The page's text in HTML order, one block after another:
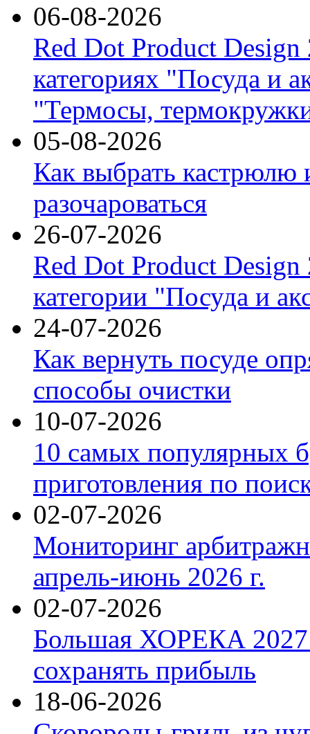
06-08-2026
Red Dot Product Design
категориях "Посуда и
"Термосы,
05-08-2026
Как выбрать кастрюлю
разочароваться
26-07-2026
Red Dot Product Design
категории "Посуда и
24-07-2026
Как вернуть посуде
способы очистки
10-07-2026
10 самых популярных
приготовления по
02-07-2026
Мониторинг
апрель-июнь 2026 г.
02-07-2026
Большая ХОРЕКА 2027:
сохранять прибыль
18-06-2026